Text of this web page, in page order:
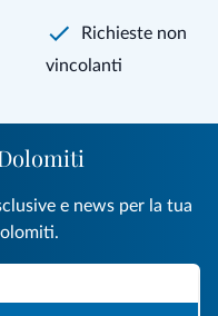
Richieste non
vincolanti
e news per la tua